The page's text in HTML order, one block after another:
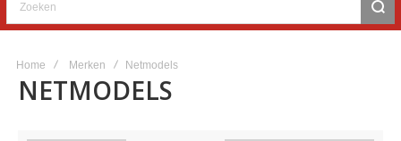
Zoeken
Home Merken Netmodels
NETMODELS